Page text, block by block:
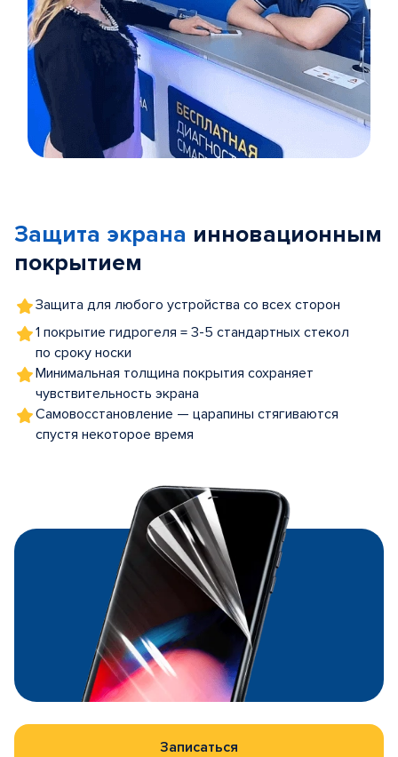
5
Защита экрана инновационным
покрытием
Защита для любого устройства со всех сторон
1 покрытие гидрогеля = 3-5 стандартных стекол
по сроку носки
Минимальная толщина покрытия сохраняет
чувствительность экрана
Самовосстановление — царапины стягиваются
спустя некоторое время
Записаться